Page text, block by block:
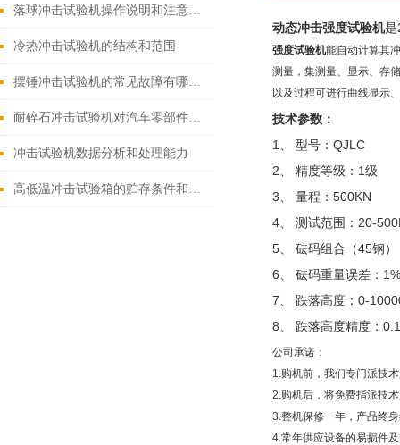
落球冲击试验机操作说明和注意事项
冷热冲击试验机的结构和范围
摆锤冲击试验机的常见故障有哪些？
耐碎石冲击试验机对汽车零部件产品测试的必要性
冲击试验机数据分析和处理能力
高低温冲击试验箱的贮存条件和箱体要求
动态冲击强度试验机是
强度试验机能自动计算其
测量，集测量、显示、存
以及过程可进行曲线显示
技术参数：
1、 型号：QJLC
2、 精度等级：1级
3、 量程：500KN
4、 测试范围：20-
5、 砝码组合（45钢
6、 砝码重量误差：1%
7、 跌落高度：0-
8、 跌落高度精度：
公司承诺：
1.购机前，我们专门派技
2.购机后，将免费指派技
3.整机保修一年，产品终
4.常年供应设备的易损件